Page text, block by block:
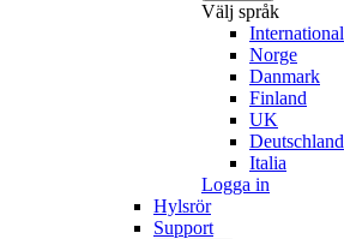
Välj språk
International
Norge
Danmark
Finland
UK
Deutschland
Italia
Logga in
Hylsrör
Support